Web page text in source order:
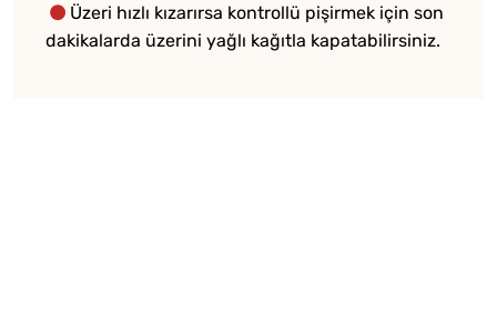
Üzeri hızlı kızarırsa kontrollü pişirmek için son
dakikalarda üzerini yağlı kağıtla kapatabilirsiniz.